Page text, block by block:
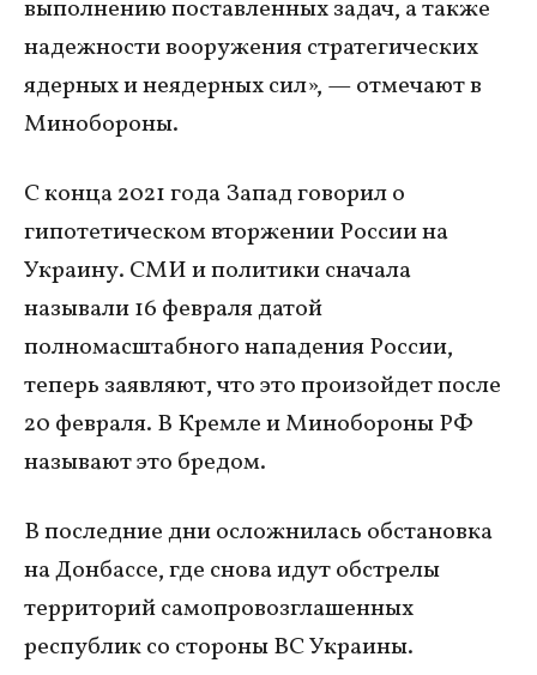
выполнению поставленных задач, а также
надежности вооружения стратегических
ядерных и неядерных сил», — отмечают в
Минобороны.
С конца 2021 года Запад говорил о
гипотетическом вторжении России на
Украину. СМИ и политики сначала
называли 16 февраля датой
полномасштабного нападения России,
теперь заявляют, что это произойдет после
20 февраля. В Кремле и Минобороны РФ
называют это бредом.
В последние дни осложнилась обстановка
на Донбассе, где снова идут обстрелы
территорий самопровозглашенных
республик со стороны ВС Украины.